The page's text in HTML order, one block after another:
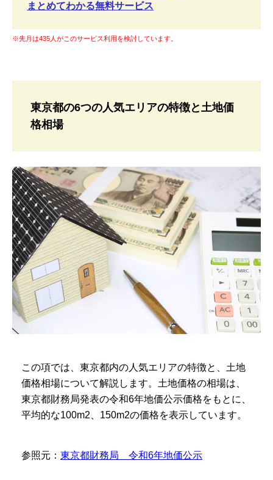
まとめてわかる無料サービス
※先月は435人がこのサービス利用を検討しています。
東京都の6つの人気エリアの特徴と土地価
格相場
この項では、東京都内の人気エリアの特徴と、土地
価格相場について解説します。土地価格の相場は、
東京都財務局発表の令和6年地価公示価格をもとに、
平均的な100m2、150m2の価格を表示しています。
参照元： 東京都財務局 令和6年地価公示